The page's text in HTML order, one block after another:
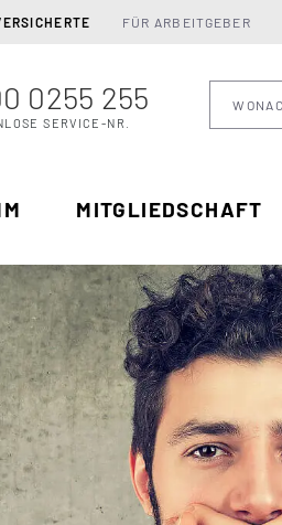
FÜR ARBEITGEBER
0255 255
SERVICE-NR.
MITGLIEDSCHAFT